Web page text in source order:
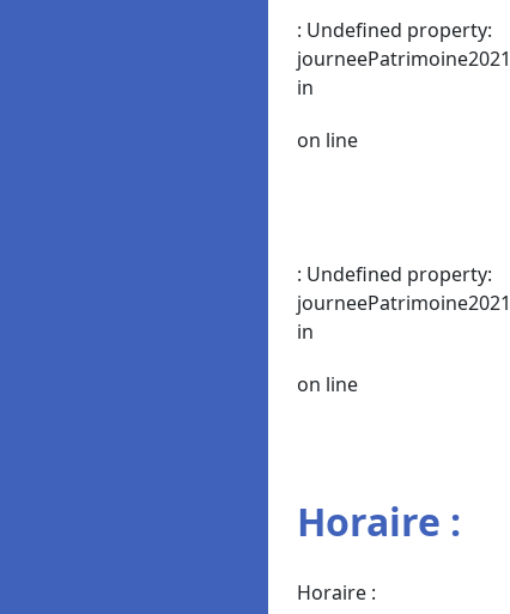
: Undefined property:
in
on line
: Undefined property:
in
on line
Horaire :
Horaire :